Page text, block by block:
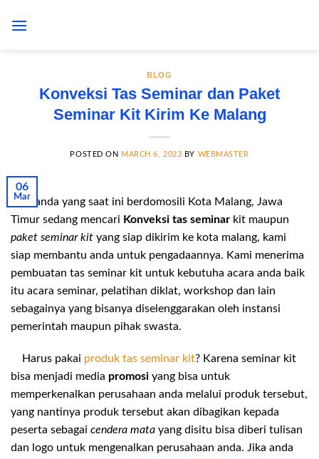
BLOG
Konveksi Tas Seminar dan Paket
Seminar Kit Kirim Ke Malang
POSTED ON MARCH 6, 2023 BY WEBMASTER
06
Mar
Bagi anda yang saat ini berdomosili Kota Malang, Jawa
Timur sedang mencari Konveksi tas seminar kit maupun
paket seminar kit yang siap dikirim ke kota malang, kami
siap membantu anda untuk pengadaannya. Kami menerima
pembuatan tas seminar kit untuk kebutuha acara anda baik
itu acara seminar, pelatihan diklat, workshop dan lain
sebagainya yang bisanya diselenggarakan oleh instansi
pemerintah maupun pihak swasta.
Harus pakai produk tas seminar kit? Karena seminar kit
bisa menjadi media promosi yang bisa untuk
memperkenalkan perusahaan anda melalui produk tersebut,
yang nantinya produk tersebut akan dibagikan kepada
peserta sebagai cendera mata yang disitu bisa diberi tulisan
dan logo untuk mengenalkan perusahaan anda. Jika anda